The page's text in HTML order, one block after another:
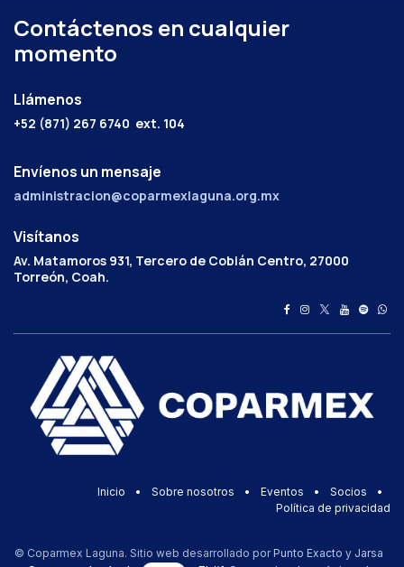
Contáctenos en cualquier
momento
Llámenos
+52 (871) 267 6740 ext. 104
Envíenos un mensaje
administracion@coparmexlaguna.org.mx
Visítanos
Av. Matamoros 931, Tercero de Cobián Centro, 27000
Torreón, Coah.
Inicio • Sobre nosotros • Eventos • Socios
•
Política de privacidad
© Coparmex Laguna. Sitio web desarrollado por Punto Exacto y Jarsa